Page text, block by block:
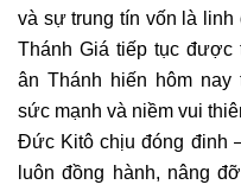
và sự trung tín vốn là
Thánh Giá tiếp tục được
ân Thánh hiến hôm nay
sức mạnh và niềm vui
Đức Kitô chịu đóng đinh
luôn đồng hành, nâng